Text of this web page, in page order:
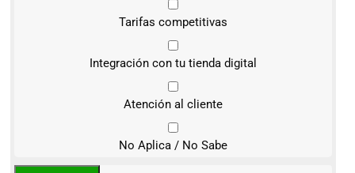
Tarifas competitivas
Integración con tu tienda digital
Atención al cliente
No Aplica / No Sabe